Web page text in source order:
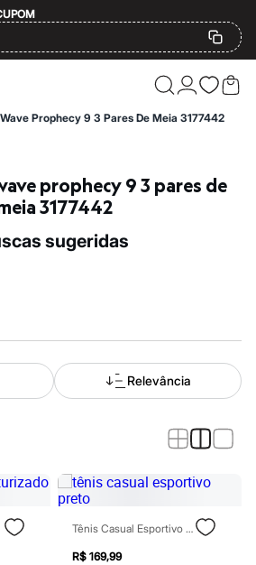
Prophecy 9 3 Pares De Meia 3177442
3177442
sugeridas
Relevância
Tênis Casual Esportivo Preto
R$ 169,99